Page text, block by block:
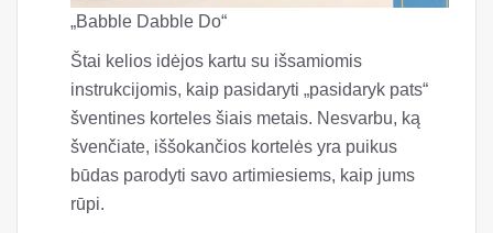
„Pasidaryk pats“ „Pop-Up“ korteles vaikams iš
Šventinės iššokančios kortelės